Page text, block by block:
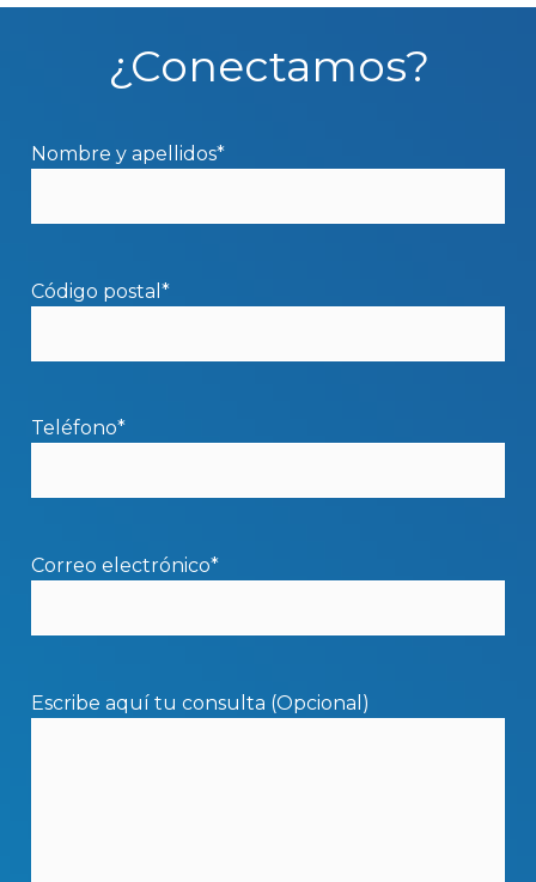
¿Conectamos?
Nombre y apellidos*
Código postal*
Teléfono*
Correo electrónico*
Escribe aquí tu consulta (Opcional)